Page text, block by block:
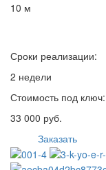
10 м
Сроки реализации:
2 недели
Стоимость под ключ:
33 000 руб.
Заказать